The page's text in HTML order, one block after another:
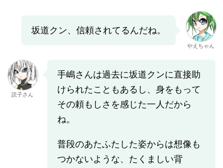
坂道クン、信頼されてるんだね。
やえちゃん
読子さん
手嶋さんは過去に坂道クンに直接助
けられたこともあるし、身をもって
その頼もしさを感じた一人だから
ね。
普段のあたふたした姿からは想像も
つかないような、たくましい背